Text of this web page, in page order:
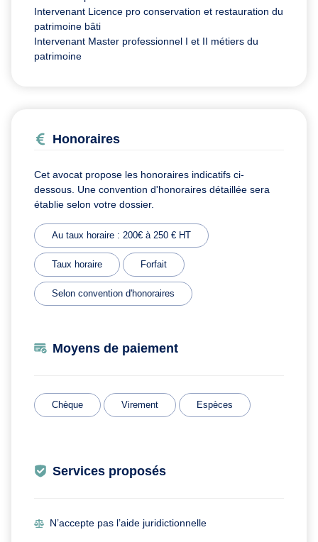
Intervenant Licence pro conservation et restauration du
patrimoine bâti
Intervenant Master professionnel I et II métiers du
patrimoine
Honoraires
Cet avocat propose les honoraires indicatifs ci-
dessous. Une convention d'honoraires détaillée sera
établie selon votre dossier.
Au taux horaire : 200€ à 250 € HT
Taux horaire Forfait
Selon convention d'honoraires
Moyens de paiement
Chèque Virement Espèces
Services proposés
N’accepte pas l’aide juridictionnelle